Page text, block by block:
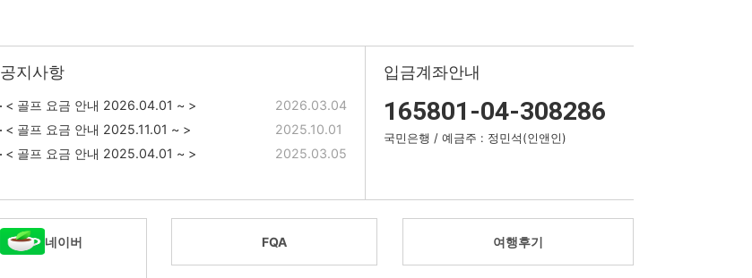
공지사항 입금계좌안내
< 골프 요금 안내 2026.04.01 ~ >
2026.03.04
< 골프 요금 안내 2025.11.01 ~ >
2025.10.01
< 골프 요금 안내 2025.04.01 ~ >
2025.03.05
165801-04-308286
국민은행 / 예금주 : 정민석(인앤인)
네이버 FQA 여행후기